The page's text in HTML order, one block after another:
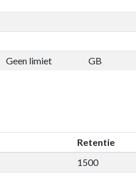
Geen limiet GB
Retentie
1500